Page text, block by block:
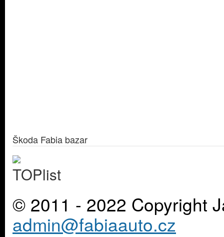
Škoda Fabia bazar
© 2011 - 2022 Copyright
admin@fabiaauto.cz